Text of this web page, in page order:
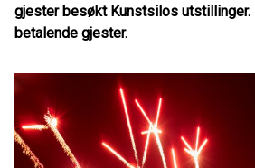
gjester besøkt Kunstsilos utstillinger.
betalende gjester.